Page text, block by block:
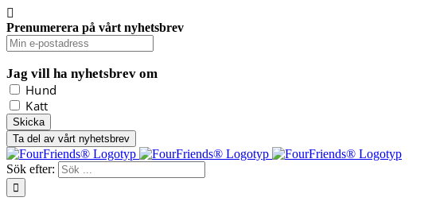
Prenumerera på vårt nyhetsbrev
Jag vill ha nyhetsbrev om
Hund
Katt
Ta del av vårt nyhetsbrev
Sök efter: